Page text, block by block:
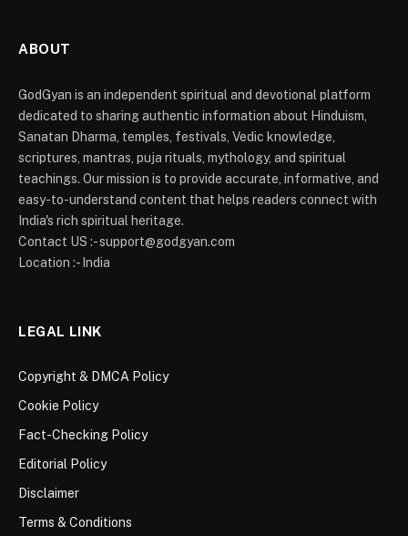
ABOUT
GodGyan is an independent spiritual and devotional platform
dedicated to sharing authentic information about Hinduism,
Sanatan Dharma, temples, festivals, Vedic knowledge,
scriptures, mantras, puja rituals, mythology, and spiritual
teachings. Our mission is to provide accurate, informative, and
easy-to-understand content that helps readers connect with
India's rich spiritual heritage.
Contact US :- support@godgyan.com
Location :- India
LEGAL LINK
Copyright & DMCA Policy
Cookie Policy
Fact-Checking Policy
Editorial Policy
Disclaimer
Terms & Conditions